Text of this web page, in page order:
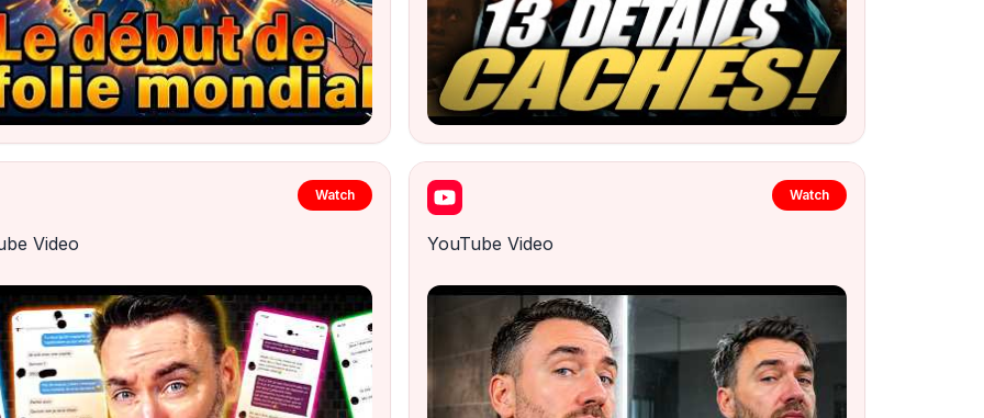
Watch
YouTube Video
Watch
Video